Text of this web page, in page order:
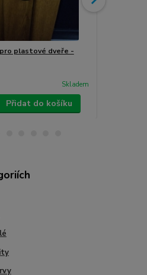
plastové dveře -
Skladem
Přidat do košíku